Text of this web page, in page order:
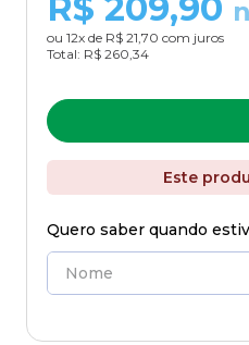
ou 12x de R$ 21,70 com juros
Total: R$ 260,34
Este
Quero saber quando